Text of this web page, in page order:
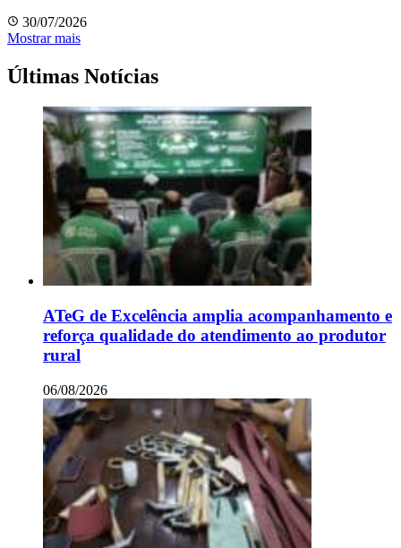
30/07/2026
Mostrar mais
Últimas Notícias
ATeG de Excelência amplia acompanhamento e
reforça qualidade do atendimento ao produtor
rural
06/08/2026